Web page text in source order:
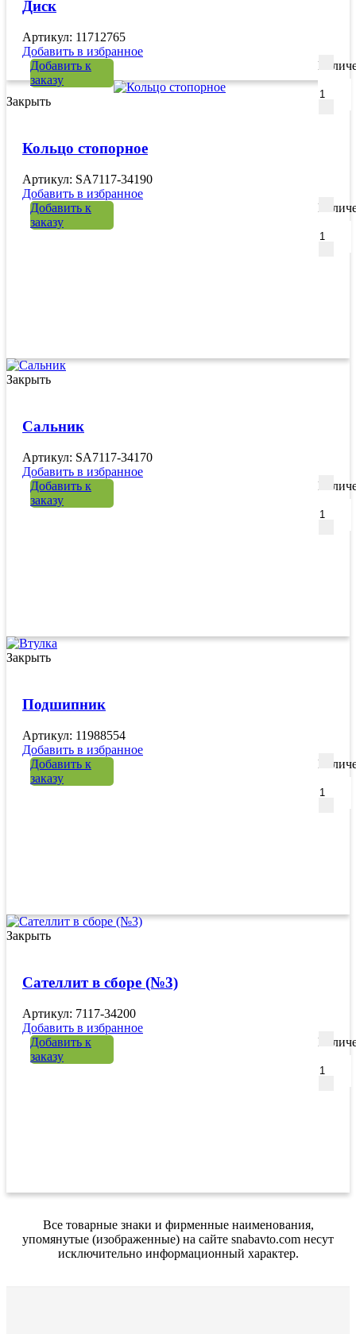
Диск
Артикул: 11712765
Добавить в избранное
Добавить к
заказу
Закрыть
Кольцо стопорное
Артикул: SA7117-34190
Добавить в избранное
Добавить к
заказу
Закрыть
Сальник
Артикул: SA7117-34170
Добавить в избранное
Добавить к
заказу
Закрыть
Подшипник
Артикул: 11988554
Добавить в избранное
Добавить к
заказу
Закрыть
Сателлит в сборе (№3)
Артикул: 7117-34200
Добавить в избранное
Добавить к
заказу
Все товарные знаки и фирменные наименования,
упомянутые (изображенные) на сайте snabavto.com несут
исключительно информационный характер.